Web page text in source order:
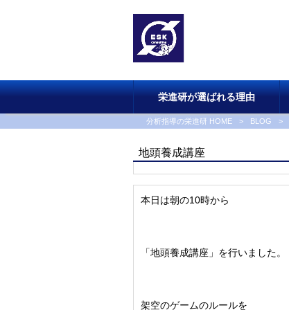
栄進研が選ばれる理由
分析指導の栄進研 HOME > BLOG >
地頭養成講座
本日は朝の10時から
「地頭養成講座」を行いました。
架空のゲームのルールを